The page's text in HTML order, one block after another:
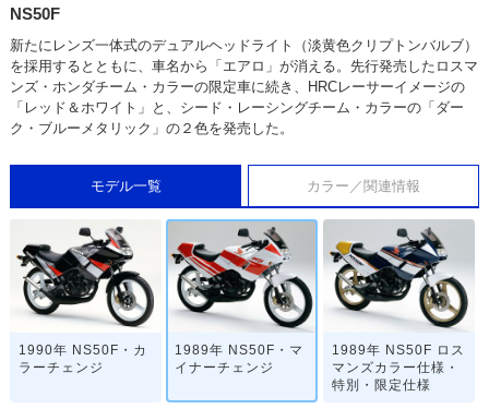
NS50F
新たにレンズ一体式のデュアルヘッドライト（淡黄色クリプトンバルブ）
を採用するとともに、車名から「エアロ」が消える。先行発売したロスマ
ンズ・ホンダチーム・カラーの限定車に続き、HRCレーサーイメージの
「レッド＆ホワイト」と、シード・レーシングチーム・カラーの「ダー
ク・ブルーメタリック」の２色を発売した。
モデル一覧 カラー／関連情報
1990年 NS50F・カ
ラーチェンジ
1989年 NS50F・マ
イナーチェンジ
1989年 NS50F ロス
マンズカラー仕様・
特別・限定仕様